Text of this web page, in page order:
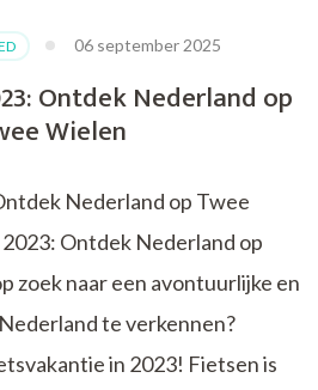
van
met
06 september 2025
Ontdek Nederland op
Wielen
Nederland op Twee
Ontdek Nederland op
zoek naar een avontuurlijke en
te verkennen?
in 2023! Fietsen is